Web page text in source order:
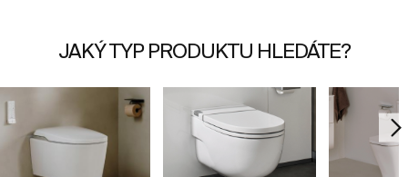
JAKÝ TYP PRODUKTU HLEDÁTE?